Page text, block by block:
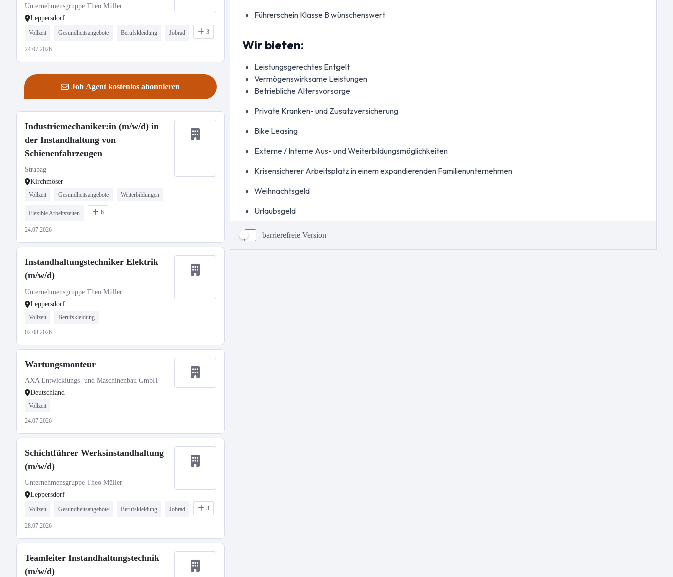
Unternehmensgruppe Theo Müller
Leppersdorf
Vollzeit Gesundheitsangebote Berufskleidung Jobrad 3
24.07.2026
Job Agent kostenlos abonnieren
Industriemechaniker:in (m/w/d) in
der Instandhaltung von
Schienenfahrzeugen
Strabag
Kirchmöser
Vollzeit Gesundheitsangebote Weiterbildungen
Flexible Arbeitszeiten 6
24.07.2026
Instandhaltungstechniker Elektrik
(m/w/d)
Unternehmensgruppe Theo Müller
Leppersdorf
Vollzeit Berufskleidung
02.08.2026
Wartungsmonteur
AXA Entwicklungs- und Maschinenbau GmbH
Deutschland
Vollzeit
24.07.2026
Schichtführer Werksinstandhaltung
(m/w/d)
Unternehmensgruppe Theo Müller
Leppersdorf
Vollzeit Gesundheitsangebote Berufskleidung Jobrad 3
28.07.2026
Teamleiter Instandhaltungstechnik
(m/w/d)
barrierefreie Version